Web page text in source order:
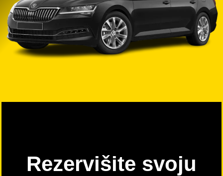
Rezervišite svoju